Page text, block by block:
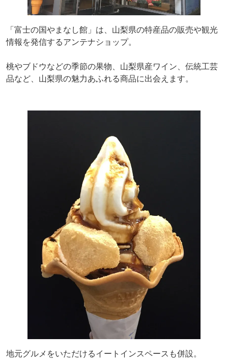
「富士の国やまなし館」は、山梨県の特産品の販売や観光
情報を発信するアンテナショップ。
桃やブドウなどの季節の果物、山梨県産ワイン、伝統工芸
品など、山梨県の魅力あふれる商品に出会えます。
地元グルメをいただけるイートインスペースも併設。